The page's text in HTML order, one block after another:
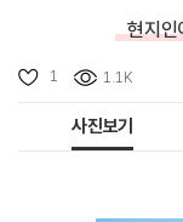
현지인
1 1.1K
사진보기